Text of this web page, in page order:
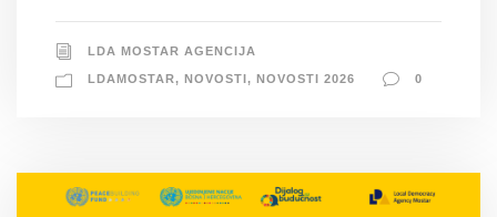
LDA MOSTAR AGENCIJA
LDAMOSTAR, NOVOSTI, NOVOSTI 2026 0